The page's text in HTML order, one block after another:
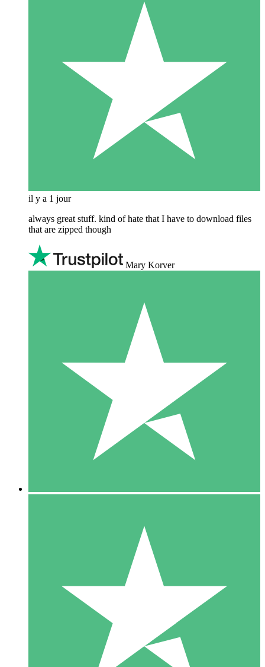
il y a 1 jour
always great stuff. kind of hate that I have to download files
that are zipped though
Mary Korver